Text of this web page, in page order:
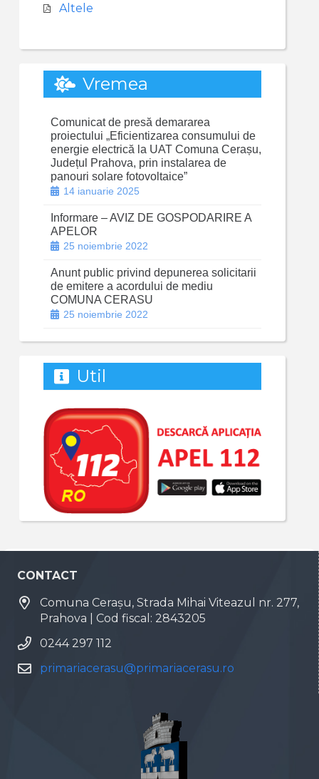
Altele
Vremea
Comunicat de presă demararea
proiectului „Eficientizarea consumului de
energie electrică la UAT Comuna Cerașu,
Județul Prahova, prin instalarea de
panouri solare fotovoltaice”
14 ianuarie 2025
Informare – AVIZ DE GOSPODARIRE A
APELOR
25 noiembrie 2022
Anunt public privind depunerea solicitarii
de emitere a acordului de mediu
COMUNA CERASU
25 noiembrie 2022
Util
CONTACT
Comuna Cerașu, Strada Mihai Viteazul nr. 277,
Prahova | Cod fiscal: 2843205
0244 297 112
primariacerasu@primariacerasu.ro